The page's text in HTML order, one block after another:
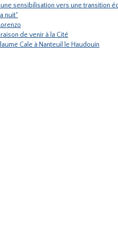
sensibilisation vers une transition
nuit"
de venir à la Cité
Cale à Nanteuil le Haudouin